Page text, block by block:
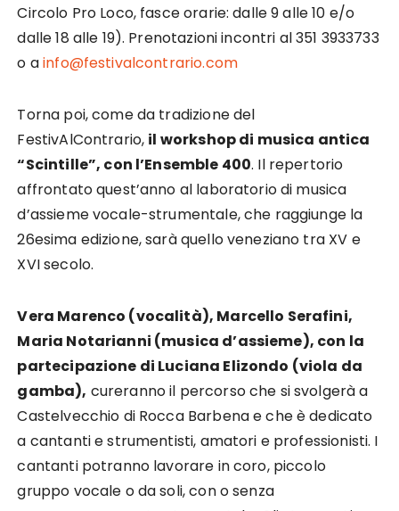
Circolo Pro Loco, fasce orarie: dalle 9 alle 10 e/o
dalle 18 alle 19). Prenotazioni incontri al 351 3933733
o ainfo@festivalcontrario.com
Torna poi, come da tradizione del
FestivAlContrario, il workshop di musica antica
“Scintille”, con l’Ensemble 400. Il repertorio
affrontato quest’anno al laboratorio di musica
d’assieme vocale-strumentale, che raggiunge la
26esima edizione, sarà quello veneziano tra XV e
XVI secolo.
Vera Marenco (vocalità), Marcello Serafini,
Maria Notarianni (musica d’assieme), con la
partecipazione di Luciana Elizondo (viola da
gamba), cureranno il percorso che si svolgerà a
Castelvecchio di Rocca Barbena e che è dedicato
a cantanti e strumentisti, amatori e professionisti. I
cantanti potranno lavorare in coro, piccolo
gruppo vocale o da soli, con o senza